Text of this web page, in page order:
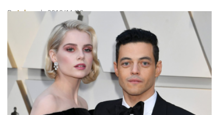
奇又充滿爭議的一生。
ByJuksy| 2019/11/29